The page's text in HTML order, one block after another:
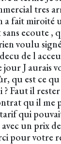
tres
a fait miroité
ecoute ,
voulu
de l
jour J aurais
qu est ce
Faut il rester
qu il me
qui
avec un prix
pour votre